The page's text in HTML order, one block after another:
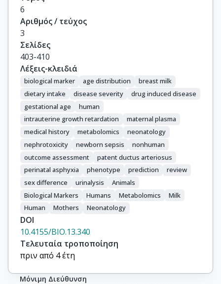
6
Αριθμός / τεύχος
3
Σελίδες
403-410
Λέξεις-κλειδιά
biological marker age distribution
breast milk
dietary intake
disease severity
drug induced disease
gestational age
human
intrauterine growth retardation
maternal plasma
medical history
metabolomics
neonatology
nephrotoxicity
newborn sepsis
nonhuman
outcome assessment
patent ductus arteriosus
perinatal asphyxia
phenotype prediction
review
sex difference
urinalysis
Animals
Biological Markers
Humans Metabolomics
Milk
Human
Mothers Neonatology
DOI
10.4155/BIO.13.340
Τελευταία τροποποίηση
πριν από 4 έτη
Μόνιμη Διεύθυνση